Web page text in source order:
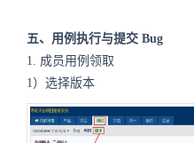
五、用例执行与提交 Bug
1. 成员用例领取
1）选择版本